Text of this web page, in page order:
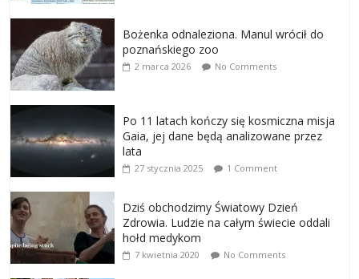
Bożenka odnaleziona. Manul wrócił do
poznańskiego zoo
2 marca 2026 No Comments
Po 11 latach kończy się kosmiczna misja
Gaia, jej dane będą analizowane przez
lata
27 stycznia 2025 1 Comment
Dziś obchodzimy Światowy Dzień
Zdrowia. Ludzie na całym świecie oddali
hołd medykom
7 kwietnia 2020 No Comments